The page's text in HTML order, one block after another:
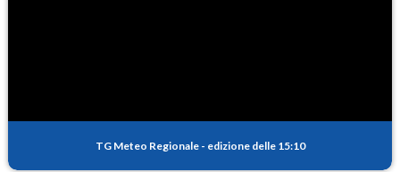
TG Meteo Regionale - edizione delle 15:10